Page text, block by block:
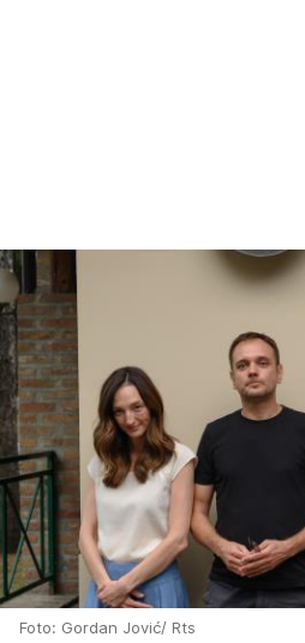
Foto: Gordan Jović/ Rts